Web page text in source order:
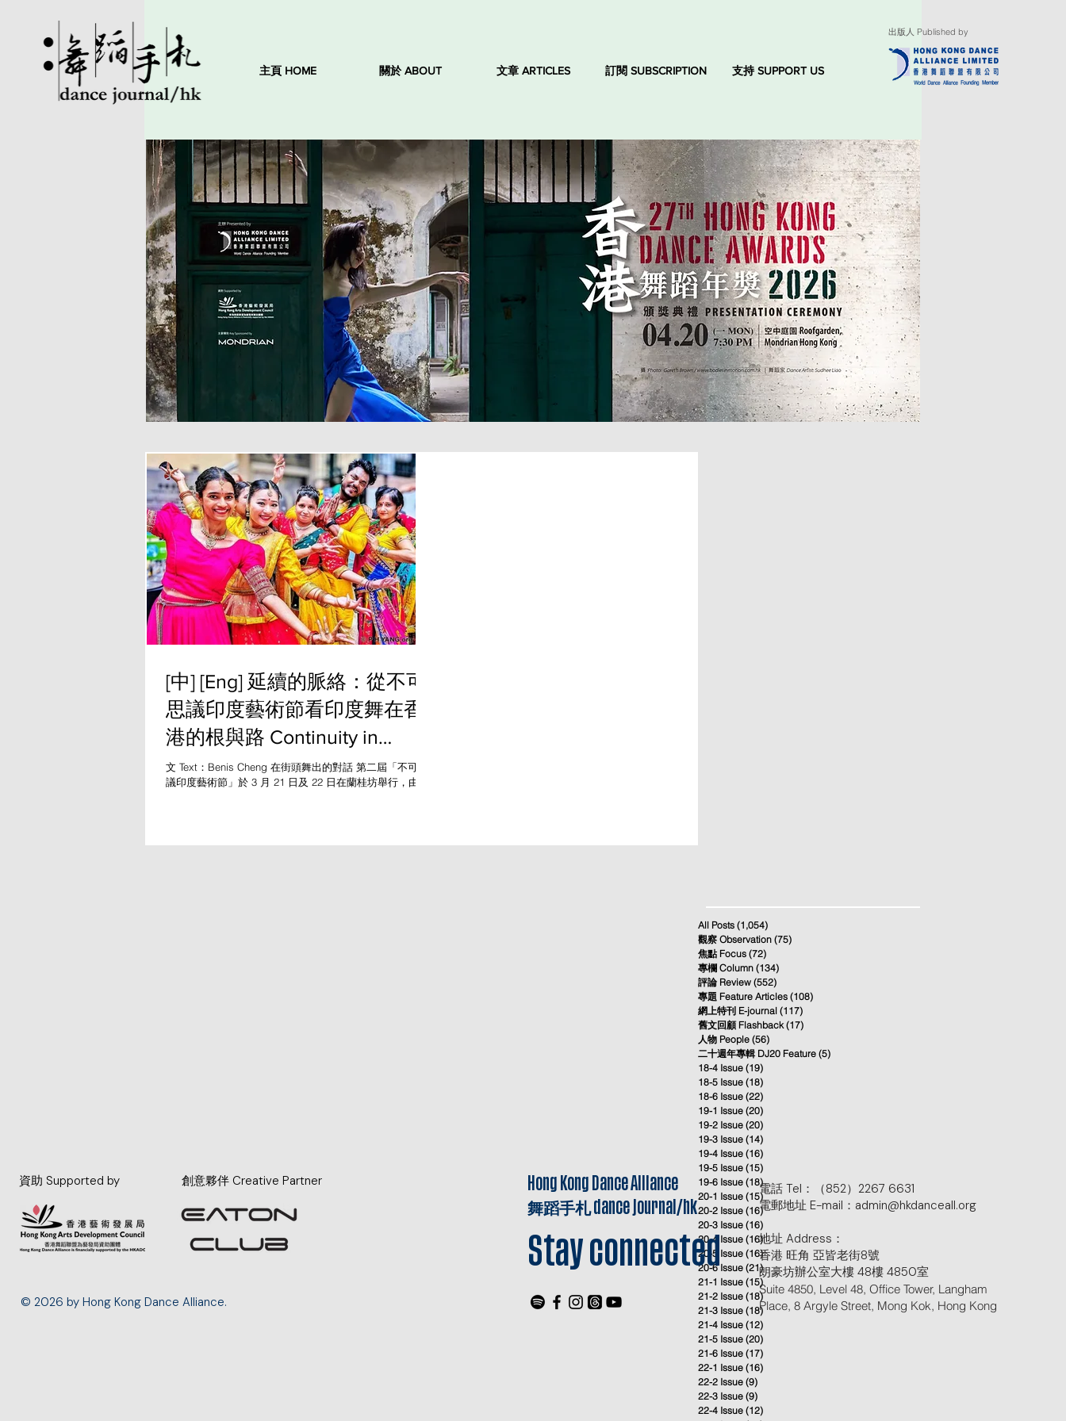
主頁 HOME 關於 ABOUT 文章 ARTICLES 訂閱 SUBSCRIPTION 支持 SUPPORT US
出版人 Published by
[中] [Eng] 延續的脈絡：從不可
思議印度藝術節看印度舞在香
港的根與路 Continuity in
Motion: Weaving the "Thread
of Tradition” of Indian Dance in
文 Text：Benis Cheng 在街頭舞出的對話 第二屆「不可思
議印度藝術節」於 3 月 21 日及 22 日在蘭桂坊舉行，由香
All Posts (1,054)
觀察 Observation (75)
焦點 Focus (72)
專欄 Column (134)
評論 Review (552)
專題 Feature Articles (108)
網上特刊 E-journal (117)
舊文回顧 Flashback (17)
人物 People (56)
二十週年專輯 DJ20 Feature (5)
18-4 Issue (19)
18-5 Issue (18)
18-6 Issue (22)
19-1 Issue (20)
19-2 Issue (20)
19-3 Issue (14)
19-4 Issue (16)
19-5 Issue (15)
19-6 Issue (18)18 posts
20-1 Issue (15)15 posts
20-2 Issue (16)16 posts
20-3 Issue (16)
20-4 Issue (16)16 posts
20-5 Issue (16)16 posts
20-6 Issue (21)21 posts
21-1 Issue (15)15 posts
21-2 Issue (18)18 posts
21-3 Issue (18)18 posts
21-4 Issue (12)
21-5 Issue (20)
21-6 Issue (17)
22-1 Issue (16)
22-2 Issue (9)
22-3 Issue (9)
22-4 Issue (12)
創意夥伴 Creative Partner
資助 Supported by
© 2026 by Hong Kong Dance Alliance.
Hong Kong Dance Alliance
舞蹈手札dance journal/hk
Stay connected
電話 Tel：（852）2267 6631
電郵地址 E-mail：admin@hkdanceall.org
地址 Address：
香港 旺角 亞皆老街8號
朗豪坊辦公室大樓 48樓 4850室
Suite 4850, Level 48, Office Tower, Langham
Place, 8 Argyle Street, Mong Kok, Hong Kong